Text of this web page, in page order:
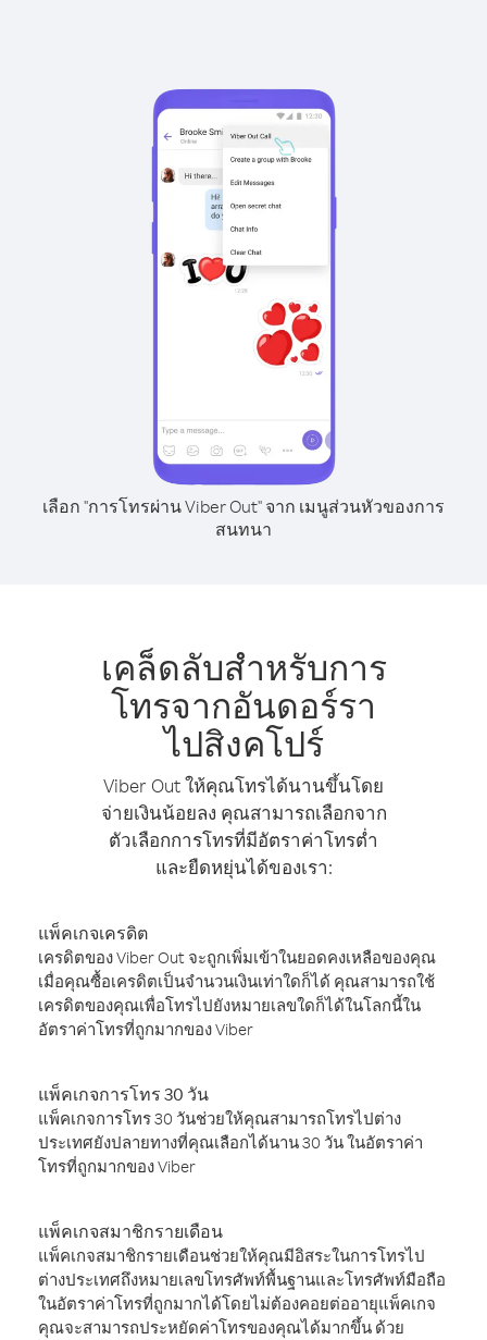
เลือก "การโทรผ่าน Viber Out" จาก เมนูส่วนหัวของการ
สนทนา
เคล็ดลับสำหรับการ
โทรจากอันดอร์รา
ไปสิงคโปร์
Viber Out ให้คุณโทรได้นานขึ้นโดย
จ่ายเงินน้อยลง คุณสามารถเลือกจาก
ตัวเลือกการโทรที่มีอัตราค่าโทรต่ำ
และยืดหยุ่นได้ของเรา:
แพ็คเกจเครดิต
เครดิตของ Viber Out จะถูกเพิ่มเข้าในยอดคงเหลือของคุณ
เมื่อคุณซื้อเครดิตเป็นจำนวนเงินเท่าใดก็ได้ คุณสามารถใช้
เครดิตของคุณเพื่อโทรไปยังหมายเลขใดก็ได้ในโลกนี้ใน
อัตราค่าโทรที่ถูกมากของ Viber
แพ็คเกจการโทร 30 วัน
แพ็คเกจการโทร 30 วันช่วยให้คุณสามารถโทรไปต่าง
ประเทศยังปลายทางที่คุณเลือกได้นาน 30 วัน ในอัตราค่า
โทรที่ถูกมากของ Viber
แพ็คเกจสมาชิกรายเดือน
แพ็คเกจสมาชิกรายเดือนช่วยให้คุณมีอิสระในการโทรไป
ต่างประเทศถึงหมายเลขโทรศัพท์พื้นฐานและโทรศัพท์มือถือ
ในอัตราค่าโทรที่ถูกมากได้โดยไม่ต้องคอยต่ออายุแพ็คเกจ
คุณจะสามารถประหยัดค่าโทรของคุณได้มากขึ้น ด้วย